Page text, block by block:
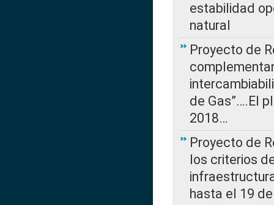
estabilidad
natural
Proyecto de
de Gas”….El
2018…
Proyecto de
los criterios
hasta el 19